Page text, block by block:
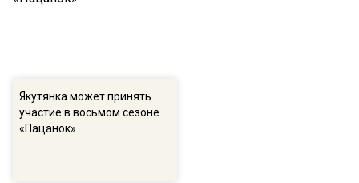
Якутянка может принять
участие в восьмом сезоне
«Пацанок»